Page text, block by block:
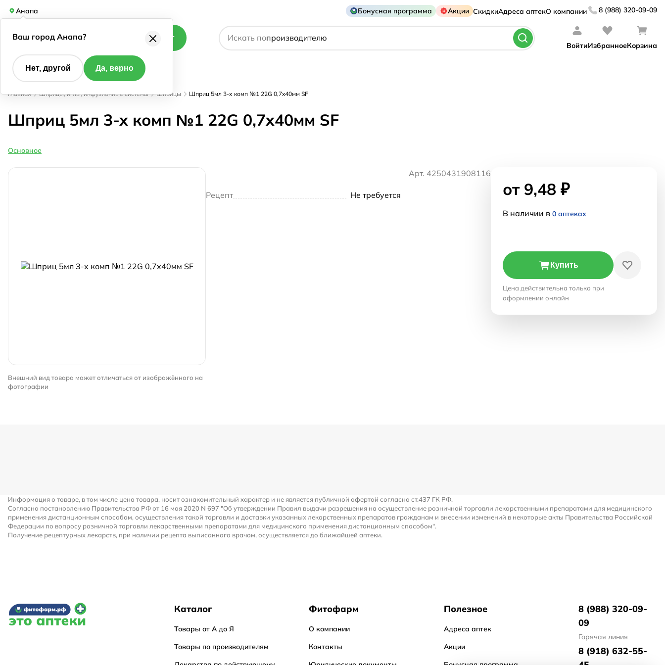
Анапа Бонусная программа Акции СкидкиАдреса аптекО компании 8 (988) 320-09-09
Каталог Искать по
действующему веществу
производителю
ВойтиИзбранноеКорзина
Главная Шприцы, иглы, инфузионные системы Шприцы Шприц 5мл 3-х комп №1 22G 0,7x40мм SF
Шприц 5мл 3-х комп №1 22G 0,7x40мм SF
Основное
Внешний вид товара может отличаться от изображённого на
фотографии
Арт. 4250431908116
Рецепт Не требуется от 9,48 ₽
В наличии в 0 аптеках
Купить
Цена действительна только при
оформлении онлайн
Информация о товаре, в том числе цена товара, носит ознакомительный характер и не является публичной офертой согласно ст.437 ГК РФ.
Согласно постановлению Правительства РФ от 16 мая 2020 N 697 "Об утверждении Правил выдачи разрешения на осуществление розничной торговли лекарственными препаратами для медицинского
применения дистанционным способом, осуществления такой торговли и доставки указанных лекарственных препаратов гражданам и внесении изменений в некоторые акты Правительства Российской
Федерации по вопросу розничной торговли лекарственными препаратами для медицинского применения дистанционным способом".
Получение рецептурных лекарств, при наличии рецепта выписанного врачом, осуществляется до ближайшей аптеки.
Каталог
Товары от А до Я
Товары по производителям
Фитофарм
О компании
Контакты
Полезное
Адреса аптек
Акции
8 (988) 320-09-
09
Горячая линия
8 (918) 632-55-
Ваш город Анапа?
Нет, другой Да, верно